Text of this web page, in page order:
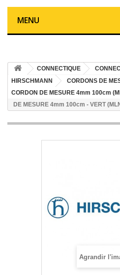
MENU
CONNECTIQUE
HIRSCHMANN
CORDONS DE
CORDON DE MESURE 4mm 100cm
DE MESURE 4mm 100cm - VERT
Agrandir